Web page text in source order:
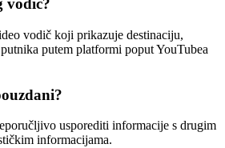
vodič?
vodič koji prikazuje destinaciju,
putem platformi poput YouTubea
usporediti informacije s drugim
informacijama.